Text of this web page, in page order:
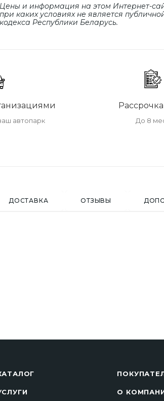
Цены и информация на этом Интернет-
при каких условиях не является
кодекса Республики Беларусь.
автопарк До 8
ДОСТАВКА ОТЗЫВЫ
О